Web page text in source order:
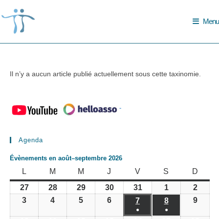
to
content
Menu
Il n’y a aucun article publié actuellement sous cette taxinomie.
-
Agenda
Évènements en août–septembre 2026
L M M MERCREDI
J VVENDREDI
S SAMEDID
2727
2828
2929
3030
juillet
31
juillet
1 2
août
3 4 5 6 7
●
88
●
99